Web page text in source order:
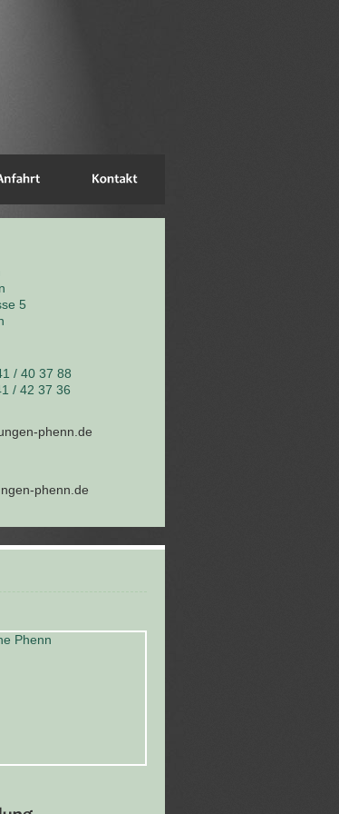
5
/ 40 37 88
/ 42 37 36
phenn.de
phenn.de